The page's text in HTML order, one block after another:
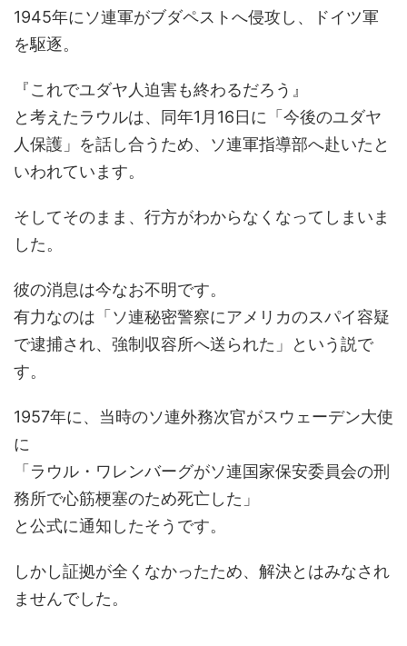
1945年にソ連軍がブダペストへ侵攻し、ドイツ軍
を駆逐。
『これでユダヤ人迫害も終わるだろう』
と考えたラウルは、同年1月16日に「今後のユダヤ
人保護」を話し合うため、ソ連軍指導部へ赴いたと
いわれています。
そしてそのまま、行方がわからなくなってしまいま
した。
彼の消息は今なお不明です。
有力なのは「ソ連秘密警察にアメリカのスパイ容疑
で逮捕され、強制収容所へ送られた」という説で
す。
1957年に、当時のソ連外務次官がスウェーデン大使
に
「ラウル・ワレンバーグがソ連国家保安委員会の刑
務所で心筋梗塞のため死亡した」
と公式に通知したそうです。
しかし証拠が全くなかったため、解決とはみなされ
ませんでした。